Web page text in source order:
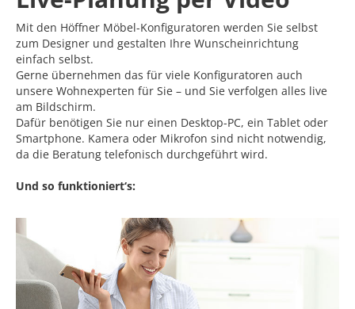
Mit den Höffner Möbel-Konfiguratoren werden Sie selbst
zum Designer und gestalten Ihre Wunscheinrichtung
einfach selbst.
Gerne übernehmen das für viele Konfiguratoren auch
unsere Wohnexperten für Sie – und Sie verfolgen alles live
am Bildschirm.
Dafür benötigen Sie nur einen Desktop-PC, ein Tablet oder
Smartphone. Kamera oder Mikrofon sind nicht notwendig,
da die Beratung telefonisch durchgeführt wird.
Und so funktioniert‘s: